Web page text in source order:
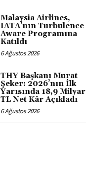
Malaysia Airlines,
IATA’nın Turbulence
Aware Programına
Katıldı
6 Ağustos 2026
THY Başkanı Murat
Şeker: 2026’nın İlk
Yarısında 18,9 Milyar
TL Net Kâr Açıkladı
6 Ağustos 2026